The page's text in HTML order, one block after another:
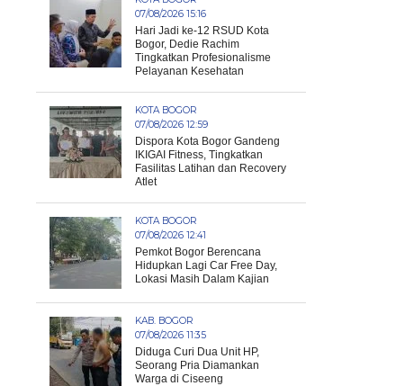
07/08/2026 15:16
Hari Jadi ke-12 RSUD Kota
Bogor, Dedie Rachim
Tingkatkan Profesionalisme
Pelayanan Kesehatan
KOTA BOGOR
07/08/2026 12:59
Dispora Kota Bogor Gandeng
IKIGAI Fitness, Tingkatkan
Fasilitas Latihan dan Recovery
Atlet
KOTA BOGOR
07/08/2026 12:41
Pemkot Bogor Berencana
Hidupkan Lagi Car Free Day,
Lokasi Masih Dalam Kajian
KAB. BOGOR
07/08/2026 11:35
Diduga Curi Dua Unit HP,
Seorang Pria Diamankan
Warga di Ciseeng